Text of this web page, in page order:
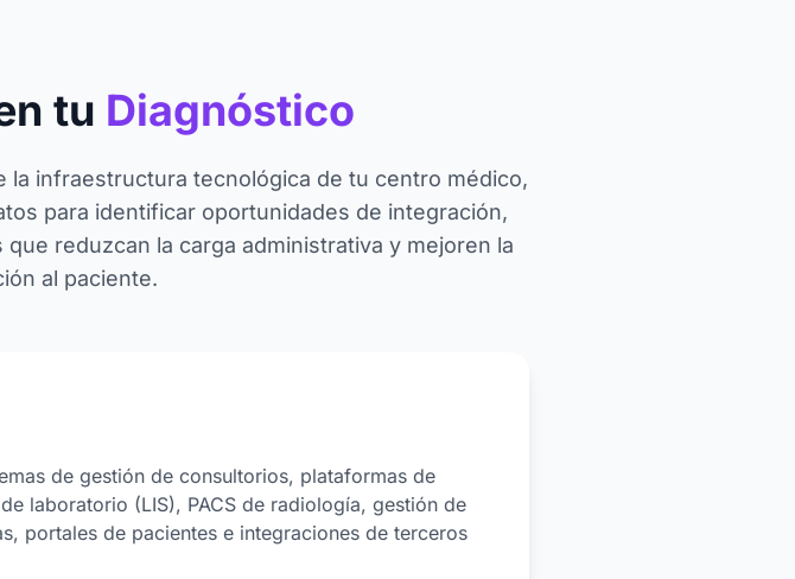
tu Diagnóstico
la infraestructura tecnológica de tu centro médico,
para identificar oportunidades de integración,
reduzcan la carga administrativa y mejoren la
al paciente.
de gestión de consultorios, plataformas de
laboratorio (LIS), PACS de radiología, gestión de
portales de pacientes e integraciones de terceros